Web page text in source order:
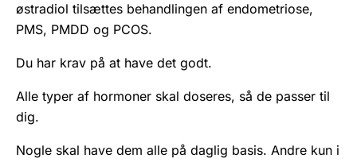
østradiol tilsættes behandlingen af endometriose,
PMS, PMDD og PCOS.
Du har krav på at have det godt.
Alle typer af hormoner skal doseres, så de passer til
dig.
Nogle skal have dem alle på daglig basis. Andre kun i